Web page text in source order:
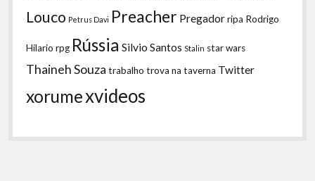
Louco Petrus Davi Preacher Pregadorripa Rodrigo
Hilario rpg Rússia Silvio Santos Stalin star wars
Thaineh Souza trabalho trova na taverna Twitter
xorumexvideos